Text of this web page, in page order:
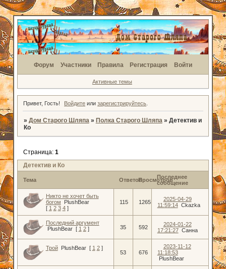
Форум Участники Правила Регистрация Войти
Активные темы
Привет, Гость! Войдите илизарегистрируйтесь
» Дом Старого Шляпа » Полка Старого Шляпа » Детектив и
Ко
Детектив и Ко
Страница: 1
Тема ОтветовПросмотровПоследнее
сообщение
Никто не хочет быть
богом
PlushBear
[ 1 2 3 4 ]
115 1265
2025-04-29
11:59:14 Ckazka
Последний аргумент
PlushBear [ 1 2 ] 35 592
2024-01-22
17:21:27 Санна
Трой PlushBear [ 1 2 ]
53 676
2023-11-12
11:18:53
PlushBear